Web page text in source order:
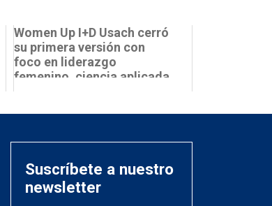
Women Up I+D Usach cerró
su primera versión con
foco en liderazgo
femenino, ciencia aplicada
Suscríbete a nuestro
newsletter